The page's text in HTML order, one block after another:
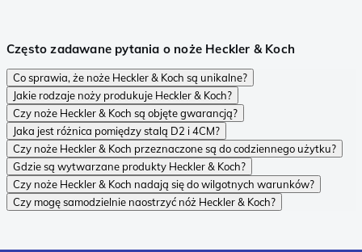
Często zadawane pytania o noże Heckler & Koch
Co sprawia, że noże Heckler & Koch są unikalne?
Jakie rodzaje noży produkuje Heckler & Koch?
Czy noże Heckler & Koch są objęte gwarancją?
Jaka jest różnica pomiędzy stalą D2 i 4CM?
Czy noże Heckler & Koch przeznaczone są do codziennego użytku?
Gdzie są wytwarzane produkty Heckler & Koch?
Czy noże Heckler & Koch nadają się do wilgotnych warunków?
Czy mogę samodzielnie naostrzyć nóż Heckler & Koch?